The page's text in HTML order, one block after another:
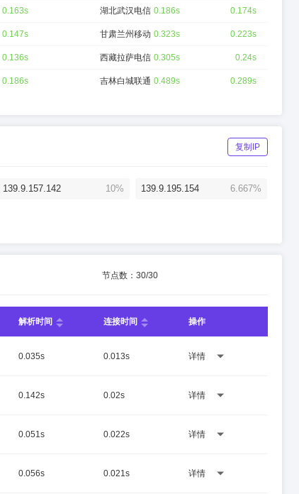
0.163s 湖北武汉电信 0.186s 0.174s
0.147s 甘肃兰州移动 0.323s 0.223s
0.136s 西藏拉萨电信 0.305s 0.24s
0.186s 吉林白城联通 0.489s 0.289s
复制IP
139.9.157.142 10% 139.9.195.154 6.667%
节点数： 30/30
解析时间 连接时间 操作
0.035s 0.013s 详情
0.142s 0.02s 详情
0.051s 0.022s 详情
0.056s 0.021s 详情